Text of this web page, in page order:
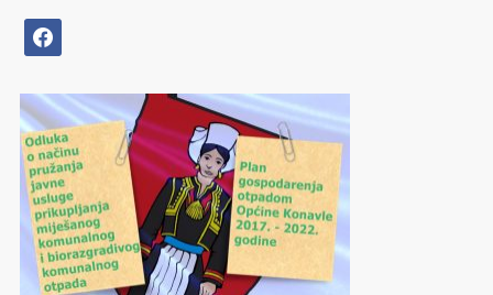
facebook